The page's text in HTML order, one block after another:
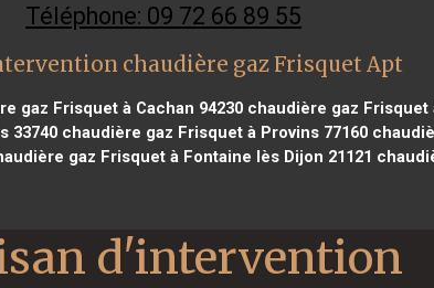
Téléphone: 09 72 66 89 55
chaudière gaz Frisquet Apt
gaz Frisquet à Cachan 94230chaudière gaz Frisquet
33740chaudière gaz Frisquet à Provins 77160
gaz Frisquet à Fontaine lès Dijon 21121
d'intervention